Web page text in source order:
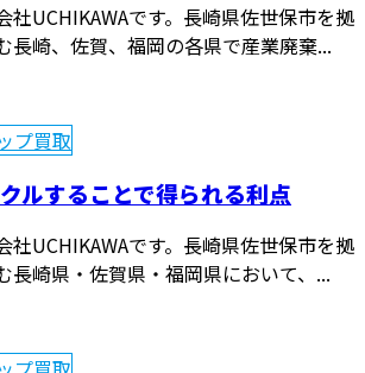
社UCHIKAWAです。長崎県佐世保市を拠
長崎、佐賀、福岡の各県で産業廃棄...
プ買取
ルすることで得られる利点
社UCHIKAWAです。長崎県佐世保市を拠
長崎県・佐賀県・福岡県において、...